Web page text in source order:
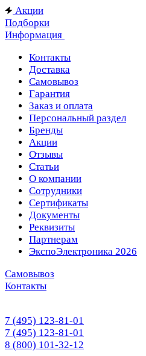
Акции
Подборки
Информация
Контакты
Доставка
Самовывоз
Гарантия
Заказ и оплата
Персональный раздел
Бренды
Акции
Отзывы
Статьи
О компании
Сотрудники
Сертификаты
Документы
Реквизиты
Партнерам
ЭкспоЭлектроника 2026
Самовывоз
Контакты
7 (495) 123-81-01
7 (495) 123-81-01
8 (800) 101-32-12